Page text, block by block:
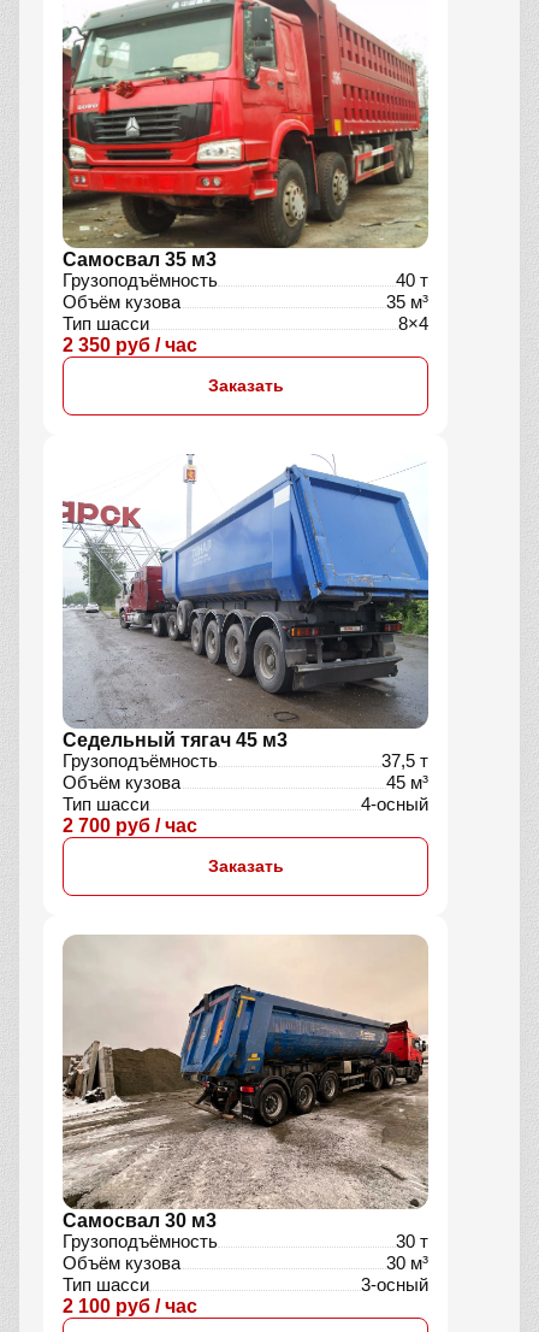
Самосвал 35 м3
Грузоподъёмность
40 т
Объём кузова
35 м³
Тип шасси
8×4
2 350 руб / час
Заказать
Седельный тягач 45 м3
Грузоподъёмность
37,5 т
Объём кузова
45 м³
Тип шасси
4-осный
2 700 руб / час
Заказать
Самосвал 30 м3
Грузоподъёмность
30 т
Объём кузова
30 м³
Тип шасси
3-осный
2 100 руб / час